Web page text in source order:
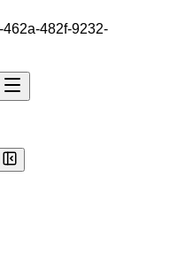
462a-482f-9232-